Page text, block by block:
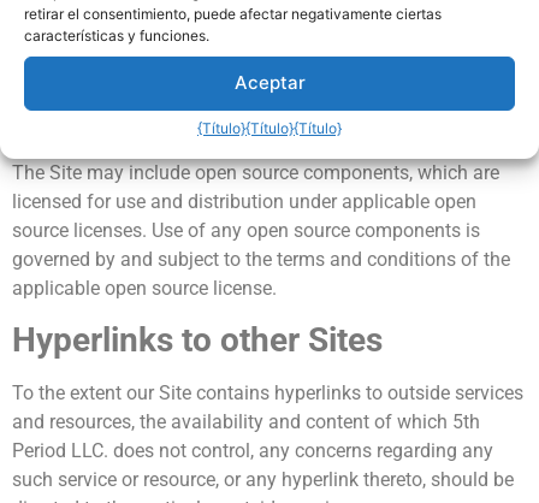
retirar el consentimiento, puede afectar negativamente ciertas
características y funciones.
Aceptar
{Título}{Título}{Título}
or disabled. If we receive such notification we will be unable
to restore the material. If we do not receive such notification,
we may reinstate the material.
Open Source
The Site may include open source components, which are
licensed for use and distribution under applicable open
source licenses. Use of any open source components is
governed by and subject to the terms and conditions of the
applicable open source license.
Hyperlinks to other Sites
To the extent our Site contains hyperlinks to outside services
and resources, the availability and content of which 5th
Period LLC. does not control, any concerns regarding any
such service or resource, or any hyperlink thereto, should be